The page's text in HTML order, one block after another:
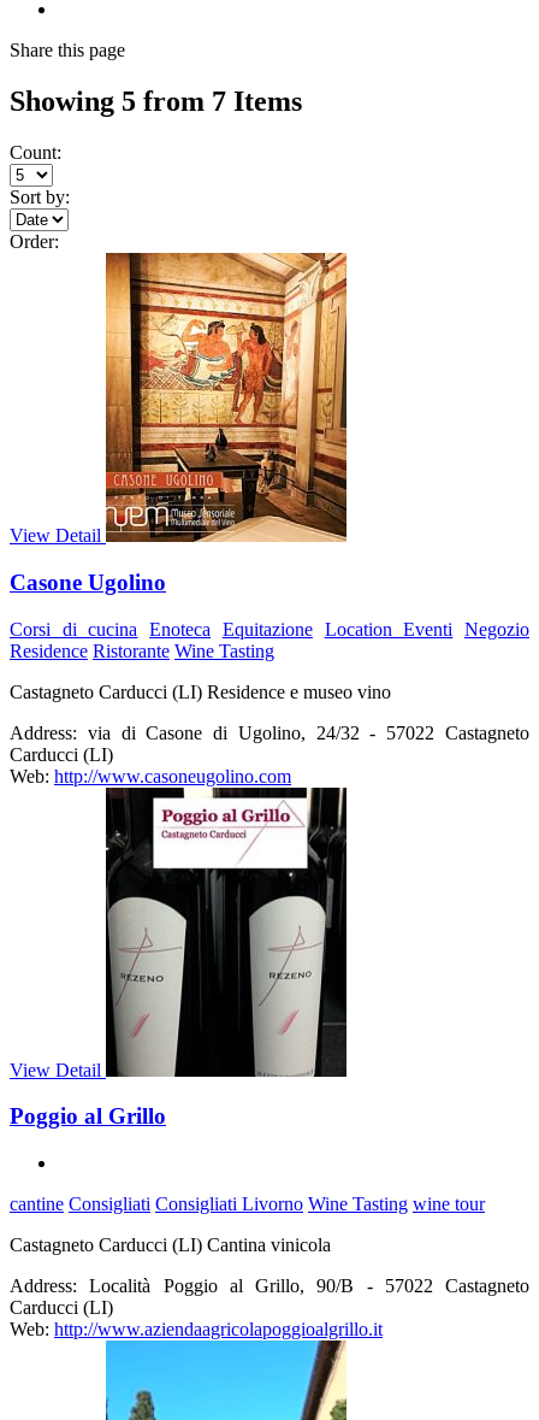
Share this page
Showing 5 from 7 Items
Count:
Sort by:
Order:
View Detail
Casone Ugolino
Corsi di cucina Enoteca Equitazione Location Eventi
Negozio
Residence Ristorante Wine Tasting
Castagneto Carducci (LI) Residence e museo vino
Address: via di Casone di Ugolino, 24/32 - 57022 Castagneto
Carducci (LI)
Web: http://www.casoneugolino.com
View Detail
Poggio al Grillo
cantine Consigliati Consigliati Livorno Wine Tasting wine tour
Castagneto Carducci (LI) Cantina vinicola
Address:
Località Poggio al Grillo, 90/B - 57022 Castagneto
Carducci (LI)
Web: http://www.aziendaagricolapoggioalgrillo.it